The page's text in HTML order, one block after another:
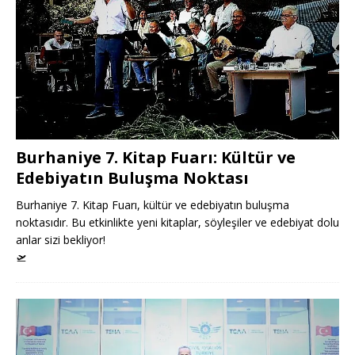
Burhaniye 7. Kitap Fuarı: Kültür ve
Edebiyatın Buluşma Noktası
Burhaniye 7. Kitap Fuarı, kültür ve edebiyatın buluşma
noktasıdır. Bu etkinlikte yeni kitaplar, söyleşiler ve edebiyat dolu
anlar sizi bekliyor!
🛫